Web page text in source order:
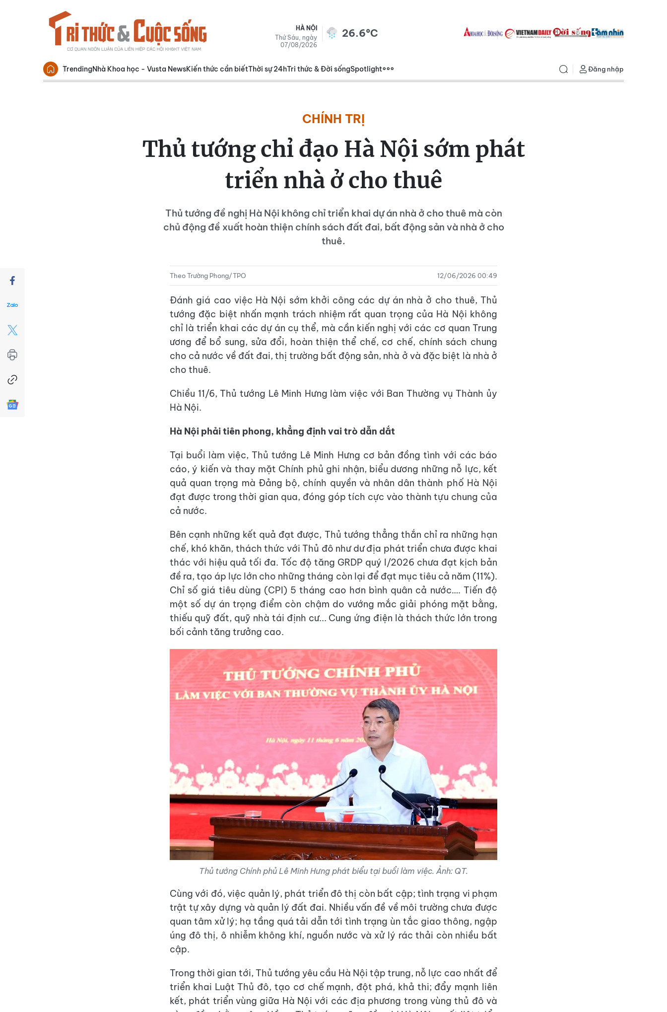
HÀ NỘI
Thứ Sáu, ngày
07/08/2026
26.6°C
TrendingNhà Khoa học - Vusta NewsKiến thức cần biếtThời sự 24hTri thức & Đời sốngSpotlight Đăng nhập
CHÍNH TRỊ
Thủ tướng chỉ đạo Hà Nội sớm phát
triển nhà ở cho thuê
Thủ tướng đề nghị Hà Nội không chỉ triển khai dự án nhà ở cho thuê mà còn
chủ động đề xuất hoàn thiện chính sách đất đai, bất động sản và nhà ở cho
thuê.
Theo Trường Phong/TPO 12/06/2026 00:49
Đánh giá cao việc Hà Nội sớm khởi công các dự án nhà ở cho thuê, Thủ
tướng đặc biệt nhấn mạnh trách nhiệm rất quan trọng của Hà Nội không
chỉ là triển khai các dự án cụ thể, mà cần kiến nghị với các cơ quan Trung
ương để bổ sung, sửa đổi, hoàn thiện thể chế, cơ chế, chính sách chung
cho cả nước về đất đai, thị trường bất động sản, nhà ở và đặc biệt là nhà ở
cho thuê.
Chiều 11/6, Thủ tướng Lê Minh Hưng làm việc với Ban Thường vụ Thành ủy
Hà Nội.
Hà Nội phải tiên phong, khẳng định vai trò dẫn dắt
Tại buổi làm việc, Thủ tướng Lê Minh Hưng cơ bản đồng tình với các báo
cáo, ý kiến và thay mặt Chính phủ ghi nhận, biểu dương những nỗ lực, kết
quả quan trọng mà Đảng bộ, chính quyền và nhân dân thành phố Hà Nội
đạt được trong thời gian qua, đóng góp tích cực vào thành tựu chung của
cả nước.
Bên cạnh những kết quả đạt được, Thủ tướng thẳng thắn chỉ ra những hạn
chế, khó khăn, thách thức với Thủ đô như dư địa phát triển chưa được khai
thác với hiệu quả tối đa. Tốc độ tăng GRDP quý I/2026 chưa đạt kịch bản
đề ra, tạo áp lực lớn cho những tháng còn lại để đạt mục tiêu cả năm (11%).
Chỉ số giá tiêu dùng (CPI) 5 tháng cao hơn bình quân cả nước…. Tiến độ
một số dự án trọng điểm còn chậm do vướng mắc giải phóng mặt bằng,
thiếu quỹ đất, quỹ nhà tái định cư... Cung ứng điện là thách thức lớn trong
bối cảnh tăng trưởng cao.
Thủ tướng Chính phủ Lê Minh Hưng phát biểu tại buổi làm việc. Ảnh: QT.
Cùng với đó, việc quản lý, phát triển đô thị còn bất cập; tình trạng vi phạm
trật tự xây dựng và quản lý đất đai. Nhiều vấn đề về môi trường chưa được
quan tâm xử lý; hạ tầng quá tải dẫn tới tình trạng ùn tắc giao thông, ngập
úng đô thị, ô nhiễm không khí, nguồn nước và xử lý rác thải còn nhiều bất
cập.
Trong thời gian tới, Thủ tướng yêu cầu Hà Nội tập trung, nỗ lực cao nhất để
triển khai Luật Thủ đô, tạo cơ chế mạnh, đột phá, khả thi; đẩy mạnh liên
kết, phát triển vùng giữa Hà Nội với các địa phương trong vùng thủ đô và